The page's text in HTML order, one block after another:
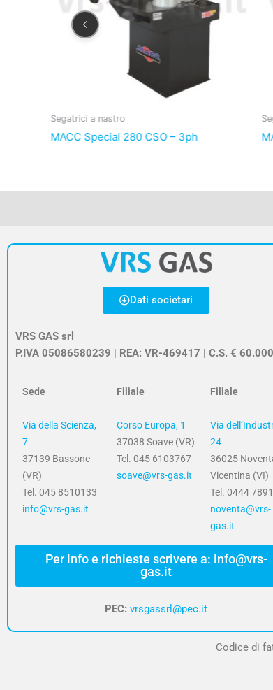
Segatrici a nastro
MACC Special 280 CSO – 3ph
Dati societari
VRS GAS srl
P.IVA 05086580239 | REA: VR-469417 | C.S. €
Sede
Via della Scienza,
7
37139 Bassone
(VR)
Tel. 045 8510133
info@vrs-gas.it
Filiale
Corso Europa, 1
37038 Soave (VR)
Tel. 045 6103767
soave@vrs-gas.it
Filiale
Via
24
36025
Vicentina (VI)
Tel. 0444
noventa@vrs-
gas.it
Per info e richieste scrivere a: info@vrs-
gas.it
PEC:vrsgassrl@pec.it
Codice di